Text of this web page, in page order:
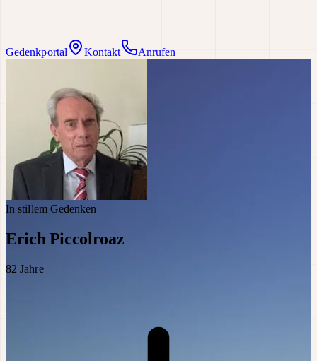
Gedenkportal Kontakt Anrufen
In stillem Gedenken
Erich Piccolroaz
82 Jahre